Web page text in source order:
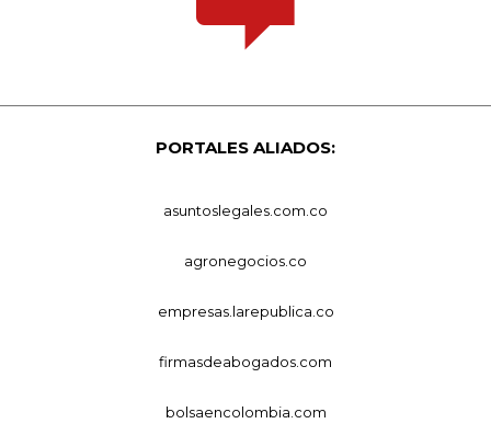
PORTALES ALIADOS:
asuntoslegales.com.co
agronegocios.co
empresas.larepublica.co
firmasdeabogados.com
bolsaencolombia.com